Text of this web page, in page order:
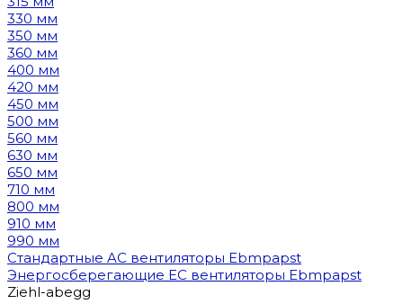
330 мм
350 мм
360 мм
400 мм
420 мм
450 мм
500 мм
560 мм
630 мм
650 мм
710 мм
800 мм
910 мм
990 мм
Стандартные AC вентиляторы Ebmpapst
Энергосберегающие EC вентиляторы Ebmpapst
Ziehl-abegg